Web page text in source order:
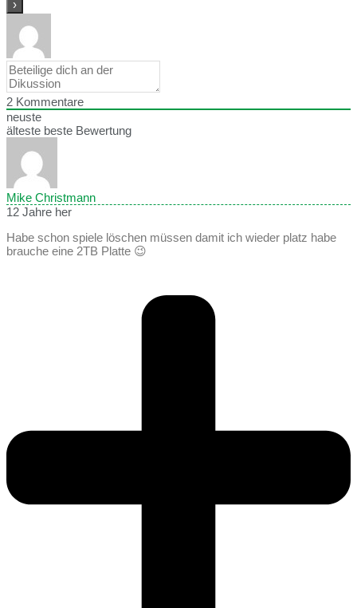
2 Kommentare
neuste
älteste beste Bewertung
Mike Christmann
12 Jahre her
Habe schon spiele löschen müssen damit ich wieder platz habe
brauche eine 2TB Platte 😉